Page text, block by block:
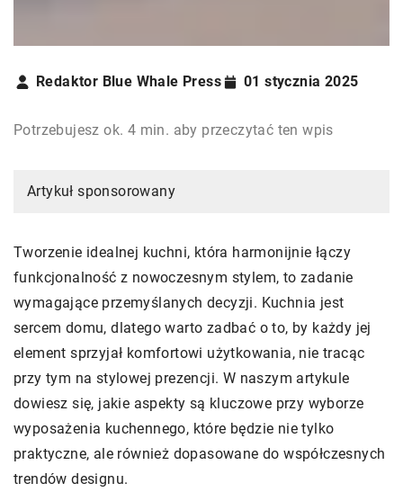
Redaktor Blue Whale Press 01 stycznia 2025
Potrzebujesz ok. 4 min. aby przeczytać ten wpis
Artykuł sponsorowany
Tworzenie idealnej kuchni, która harmonijnie łączy
funkcjonalność z nowoczesnym stylem, to zadanie
wymagające przemyślanych decyzji. Kuchnia jest
sercem domu, dlatego warto zadbać o to, by każdy jej
element sprzyjał komfortowi użytkowania, nie tracąc
przy tym na stylowej prezencji. W naszym artykule
dowiesz się, jakie aspekty są kluczowe przy wyborze
wyposażenia kuchennego, które będzie nie tylko
praktyczne, ale również dopasowane do współczesnych
trendów designu.